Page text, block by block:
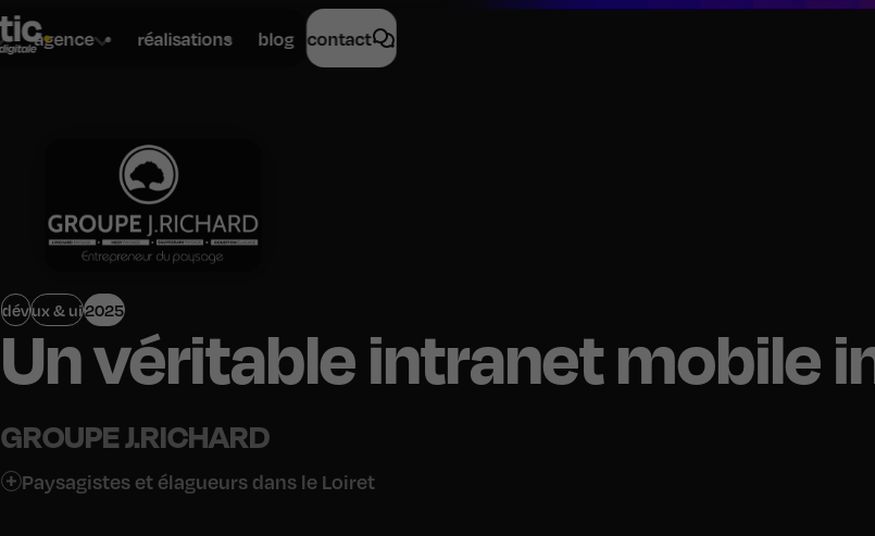
agence réalisations blog contact
dévux & ui2025
Un véritable intranet mobile
GROUPE J.RICHARD
Paysagistes et élagueurs dans le Loiret